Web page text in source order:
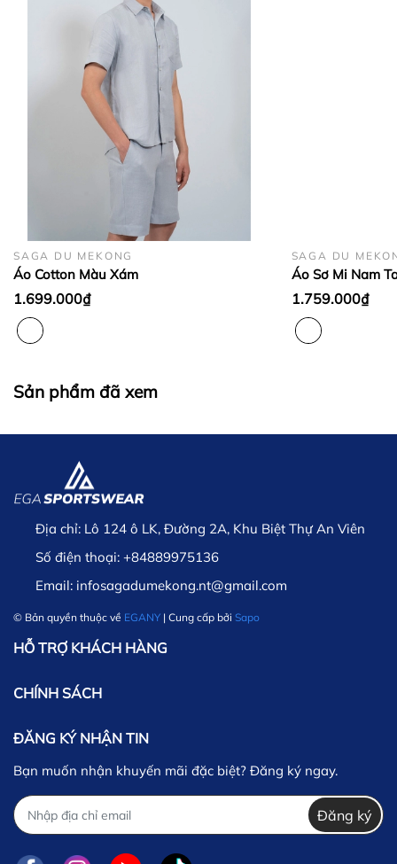
Đơn hàng ở các tỉnh thành khác:
Phí ship cố định là 30,000đ áp dụng cho mọi khu
SAGA DU MEKONG
Áo Cotton Màu Xám
1.699.000₫
SAGA DU
Áo Sơ Mi Nam
1.759.000₫
Sản phẩm đã xem
Địa chỉ: Lô 124 ô LK, Đường 2A, Khu Biệt Thự An Viên
Số điện thoại: +84889975136
Email: infosagadumekong.nt@gmail.com
© Bản quyền thuộc về EGANY | Cung cấp bởi Sapo
HỖ TRỢ KHÁCH HÀNG
CHÍNH SÁCH
ĐĂNG KÝ NHẬN TIN
Bạn muốn nhận khuyến mãi đặc biệt? Đăng ký ngay.
Đăng ký